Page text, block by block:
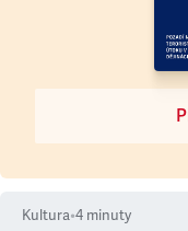
Kultura•4 minuty